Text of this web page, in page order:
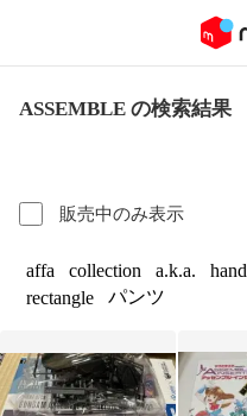
ASSEMBLE の検索結果
販売中のみ表示
affa collection a.k.a. hand
rectangle
パンツ